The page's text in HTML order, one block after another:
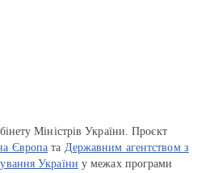
Міністрів України. Проєкт
Європа та Державним агентством з
України у межах програми